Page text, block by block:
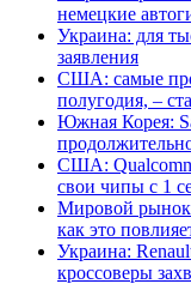
немецкие
Украина: для
заявления
США: самые
полугодия, –
Южная Корея:
США:
свои чипы с 1
Мировой
как это
Украина:
кроссоверы